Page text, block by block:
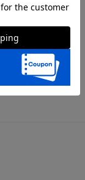
ゃれ＆失敗しな
アイロン ノン